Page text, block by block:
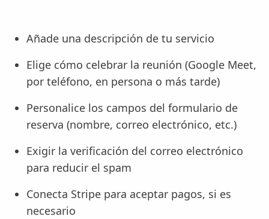
Añade una descripción de tu servicio
Elige cómo celebrar la reunión (Google Meet,
por teléfono, en persona o más tarde)
Personalice los campos del formulario de
reserva (nombre, correo electrónico, etc.)
Exigir la verificación del correo electrónico
para reducir el spam
Conecta Stripe para aceptar pagos, si es
necesario